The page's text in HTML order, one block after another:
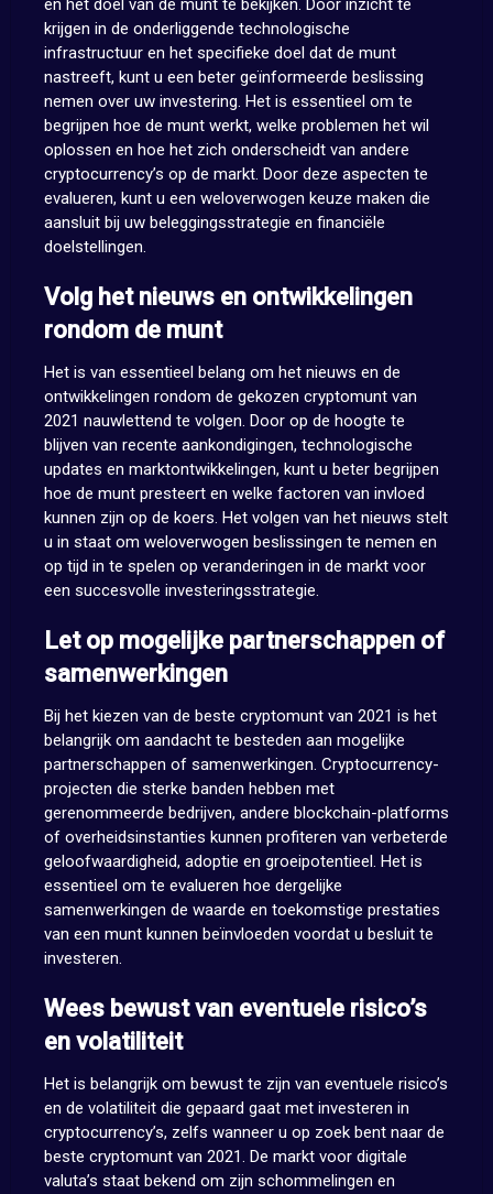
en het doel van de munt te bekijken. Door inzicht te
krijgen in de onderliggende technologische
infrastructuur en het specifieke doel dat de munt
nastreeft, kunt u een beter geïnformeerde beslissing
nemen over uw investering. Het is essentieel om te
begrijpen hoe de munt werkt, welke problemen het wil
oplossen en hoe het zich onderscheidt van andere
cryptocurrency’s op de markt. Door deze aspecten te
evalueren, kunt u een weloverwogen keuze maken die
aansluit bij uw beleggingsstrategie en financiële
doelstellingen.
Volg het nieuws en ontwikkelingen
rondom de munt
Het is van essentieel belang om het nieuws en de
ontwikkelingen rondom de gekozen cryptomunt van
2021 nauwlettend te volgen. Door op de hoogte te
blijven van recente aankondigingen, technologische
updates en marktontwikkelingen, kunt u beter begrijpen
hoe de munt presteert en welke factoren van invloed
kunnen zijn op de koers. Het volgen van het nieuws stelt
u in staat om weloverwogen beslissingen te nemen en
op tijd in te spelen op veranderingen in de markt voor
een succesvolle investeringsstrategie.
Let op mogelijke partnerschappen of
samenwerkingen
Bij het kiezen van de beste cryptomunt van 2021 is het
belangrijk om aandacht te besteden aan mogelijke
partnerschappen of samenwerkingen. Cryptocurrency-
projecten die sterke banden hebben met
gerenommeerde bedrijven, andere blockchain-platforms
of overheidsinstanties kunnen profiteren van verbeterde
geloofwaardigheid, adoptie en groeipotentieel. Het is
essentieel om te evalueren hoe dergelijke
samenwerkingen de waarde en toekomstige prestaties
van een munt kunnen beïnvloeden voordat u besluit te
investeren.
Wees bewust van eventuele risico’s
en volatiliteit
Het is belangrijk om bewust te zijn van eventuele risico’s
en de volatiliteit die gepaard gaat met investeren in
cryptocurrency’s, zelfs wanneer u op zoek bent naar de
beste cryptomunt van 2021. De markt voor digitale
valuta’s staat bekend om zijn schommelingen en